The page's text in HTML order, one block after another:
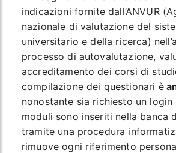
indicazioni fornite dall’ANVUR
nazionale di valutazione del
universitario e della ricerca)
processo di autovalutazione,
accreditamento dei corsi di
compilazione dei questionari è
nonostante sia richiesto un login
moduli sono inseriti nella banca
tramite una procedura
rimuove ogni riferimento